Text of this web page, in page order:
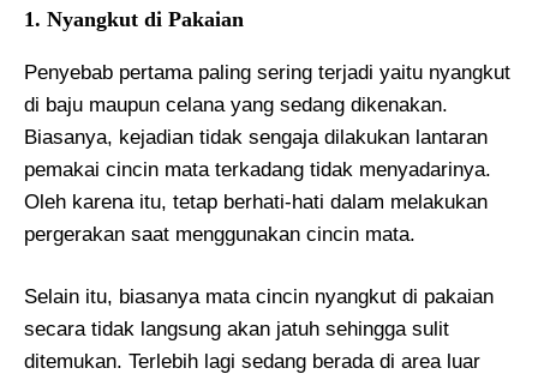
1. Nyangkut di Pakaian
Penyebab pertama paling sering terjadi yaitu nyangkut
di baju maupun celana yang sedang dikenakan.
Biasanya, kejadian tidak sengaja dilakukan lantaran
pemakai cincin mata terkadang tidak menyadarinya.
Oleh karena itu, tetap berhati-hati dalam melakukan
pergerakan saat menggunakan cincin mata.
Selain itu, biasanya mata cincin nyangkut di pakaian
secara tidak langsung akan jatuh sehingga sulit
ditemukan. Terlebih lagi sedang berada di area luar